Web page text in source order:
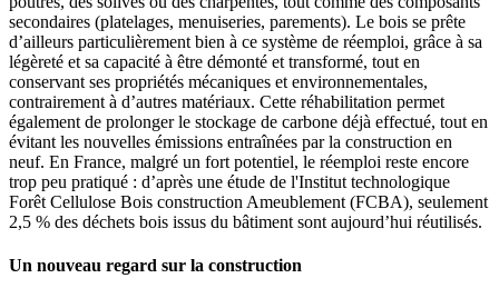
secondaires (platelages, menuiseries, parements). Le bois se prête
d’ailleurs particulièrement bien à ce système de réemploi, grâce à sa
légèreté et sa capacité à être démonté et transformé, tout en
conservant ses propriétés mécaniques et environnementales,
contrairement à d’autres matériaux. Cette réhabilitation permet
également de prolonger le stockage de carbone déjà effectué, tout en
évitant les nouvelles émissions entraînées par la construction en
neuf. En France, malgré un fort potentiel, le réemploi reste encore
trop peu pratiqué : d’après une étude de l'Institut technologique
Forêt Cellulose Bois construction Ameublement (FCBA), seulement
2,5 % des déchets bois issus du bâtiment sont aujourd’hui réutilisés.
Un nouveau regard sur la construction